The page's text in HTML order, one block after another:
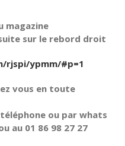
magazine
sur le rebord droit
rjspi/ypmm/#p=1
vous en toute
téléphone ou par whats
au 01 86 98 27 27